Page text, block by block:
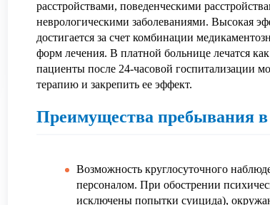
расстройствами, поведенческими
неврологическими заболеваниями. Высокая
достигается за счет комбинации
форм лечения. В платной больнице лечатся
пациенты после 24-часовой госпитализации
терапию и закрепить ее эффект.
Преимущества пребывания в
Возможность круглосуточного
персоналом. При обострении
исключены попытки суицида),